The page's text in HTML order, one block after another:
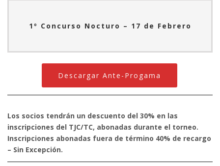
1º Concurso Nocturo – 17 de Febrero
Descargar Ante-Progama
Los socios tendrán un descuento del 30% en las
inscripciones del TJC/TC, abonadas durante el torneo.
Inscripciones abonadas fuera de término 40% de recargo
– Sin Excepción.